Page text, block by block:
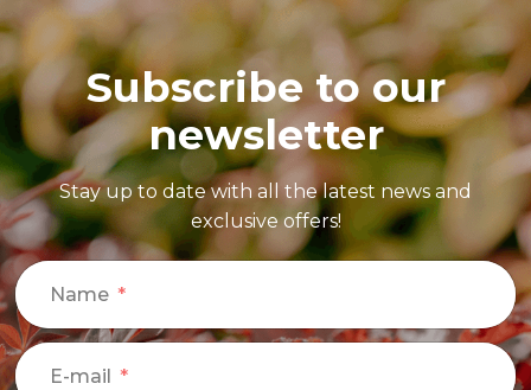
Subscribe to our
newsletter
Stay up to date with all the latest news and
exclusive offers!
Name
E-mail